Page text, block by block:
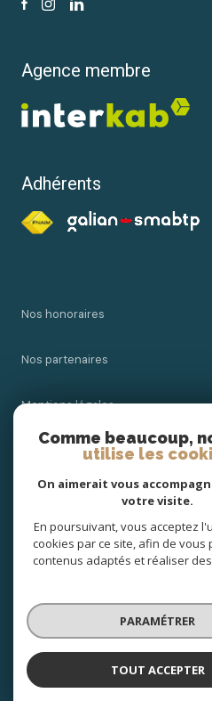
Agence membre
Adhérents
Nos honoraires
Nos partenaires
Mentions légales
Cookies
© 2026 | Tous droits réservés
Réalisé par
Comme beaucoup,
utilise les
On aimerait vous
votre visite.
En poursuivant, vous acceptez
cookies par ce site, afin de vous
contenus adaptés et réaliser
PARAMÉTRER
TOUT ACCEPTER